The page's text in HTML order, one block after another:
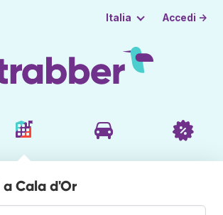
Italia Accedi →
Cala d'Or